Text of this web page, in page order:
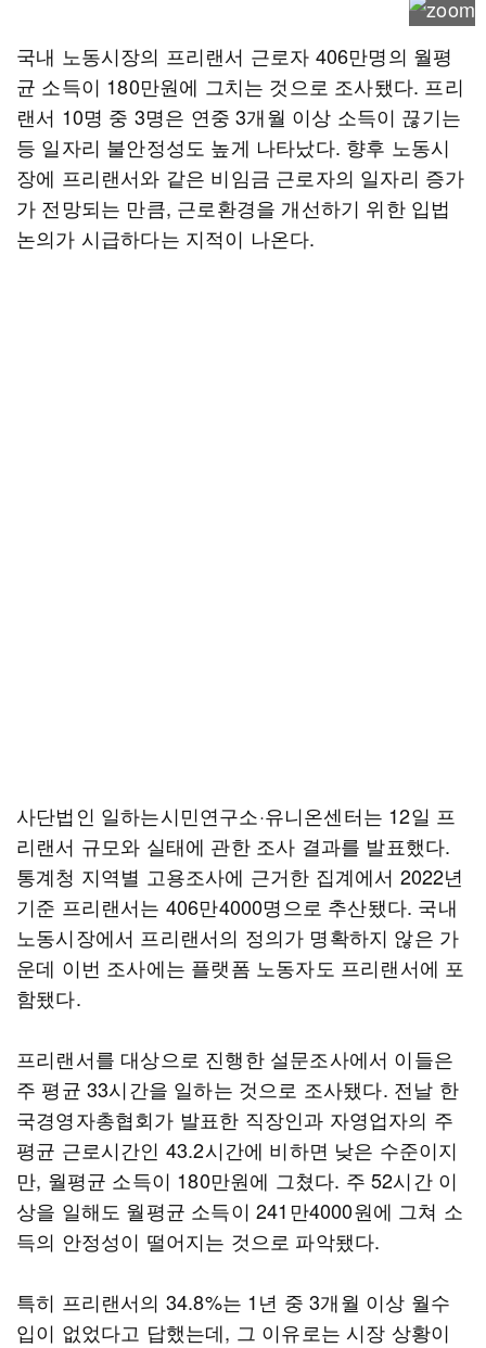
국내 노동시장의 프리랜서 근로자 406만명의 월평
균 소득이 180만원에 그치는 것으로 조사됐다. 프리
랜서 10명 중 3명은 연중 3개월 이상 소득이 끊기는
등 일자리 불안정성도 높게 나타났다. 향후 노동시
장에 프리랜서와 같은 비임금 근로자의 일자리 증가
가 전망되는 만큼, 근로환경을 개선하기 위한 입법
논의가 시급하다는 지적이 나온다.
사단법인 일하는시민연구소·유니온센터는 12일 프
리랜서 규모와 실태에 관한 조사 결과를 발표했다.
통계청 지역별 고용조사에 근거한 집계에서 2022년
기준 프리랜서는 406만4000명으로 추산됐다. 국내
노동시장에서 프리랜서의 정의가 명확하지 않은 가
운데 이번 조사에는 플랫폼 노동자도 프리랜서에 포
함됐다.
프리랜서를 대상으로 진행한 설문조사에서 이들은
주 평균 33시간을 일하는 것으로 조사됐다. 전날 한
국경영자총협회가 발표한 직장인과 자영업자의 주
평균 근로시간인 43.2시간에 비하면 낮은 수준이지
만, 월평균 소득이 180만원에 그쳤다. 주 52시간 이
상을 일해도 월평균 소득이 241만4000원에 그쳐 소
득의 안정성이 떨어지는 것으로 파악됐다.
특히 프리랜서의 34.8%는 1년 중 3개월 이상 월수
입이 없었다고 답했는데, 그 이유로는 시장 상황이